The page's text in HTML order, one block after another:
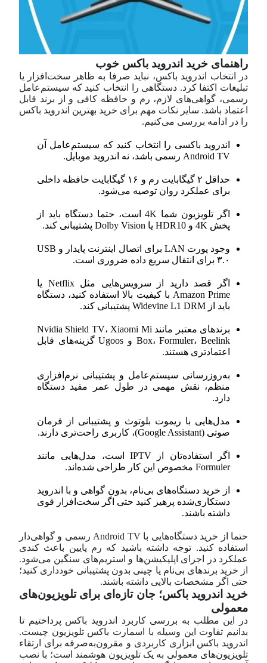
راهنمای خرید اندروید باکس خوب
در انتخاب اندروید باکس، نباید صرفا به ظاهر سخت‌افزار یا
تبلیغات اکتفا کرد. دستگاهی را انتخاب کنید که سیستم‌عامل
رسمی، گواهی‌های لازم، رم و حافظه کافی و از برند قابل
اعتماد باشد. سایر نکات مهم برای خرید بهترین اندروید باکس
را در ادامه بررسی می‌کنیم.
اندروید باکسی را انتخاب کنید که سیستم‌عامل آن
Android TV رسمی باشد، نه اندروید موبایل.
حداقل ۲ گیگابایت رم و ۱۶ گیگابایت حافظه داخلی
برای عملکرد روان توصیه می‌شود.
اگر تلویزیون شما 4K است، حتما دستگاه باید از
پخش 4K و HDR10 یا Dolby Vision پشتیبانی کند.
وجود پورت LAN برای اتصال اینترنت پایدار و USB
۳.۰ برای انتقال سریع داده ضروری است.
اگر قصد دارید از سرویس‌هایی مثل Netflix یا
Amazon Prime با کیفیت بالا استفاده کنید، دستگاه
باید از Widevine L1 DRM پشتیبانی کند.
برندهای معتبر مانند Nvidia Shield TV، Xiaomi Mi
Box، Formuler، Beelink و Ugoos گزینه‌های قابل
اعتمادتری هستند.
به‌روزرسانی سیستم‌عامل و پشتیبانی نرم‌افزاری
منظم، نقش مهمی در طول عمر مفید دستگاه
دارد.
مدل‌هایی با ریموت بلوتوث و پشتیبانی از فرمان
صوتی (Google Assistant)، کاربری راحت‌تری دارند.
اگر استفاده‌تان از IPTV است، مدل‌هایی مانند
Formuler مخصوص این کار طراحی شده‌اند.
از خرید دستگاه‌های بی‌نام، بدون گواهی و با اندروید
دستکاری‌شده پرهیز کنید حتی اگر سخت‌افزار قوی
داشته باشند.
حتما از خرید دستگاه‌هایی با Android TV رسمی و گواهی‌دار
استفاده کنید. توجه داشته باشید که رم پایین باعث کندی
عملکرد در اجرای اپلیکیشن‌ها و استریم‌های سنگین می‌شود.
از خرید برندهای بی‌نام یا چینی بدون پشتیبانی خودداری کنید؛
حتی اگر مشخصات بالایی داشته باشند.
خرید اندروید باکس؛ جان تازه‌ای برای تلویزیون‌های
معمولی
در این مطلب به بررسی کاربرد اندروید باکس پرداختیم تا
بدانیم تفاوت این وسیله با اسمارت باکس تلویزیون چیست.
اندروید باکس ابزاری کاربردی و مقرون‌به‌صرفه برای ارتقاء
تلویزیون‌های معمولی به یک تلویزیون هوشمند است؛ با نصب